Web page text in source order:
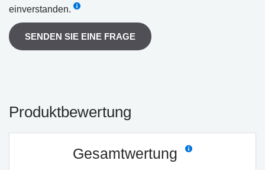
einverstanden.
SENDEN SIE EINE FRAGE
Produktbewertung
Gesamtwertung